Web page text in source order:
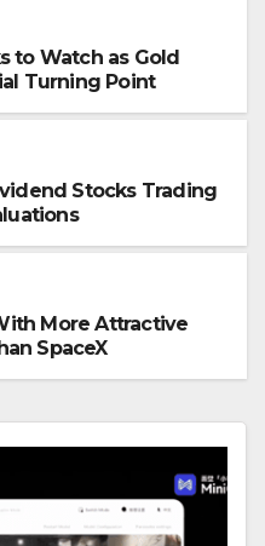
to Watch as Gold
Turning Point
Stocks Trading
More Attractive
SpaceX